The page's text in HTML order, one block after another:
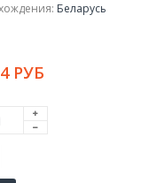
Беларусь
РУБ